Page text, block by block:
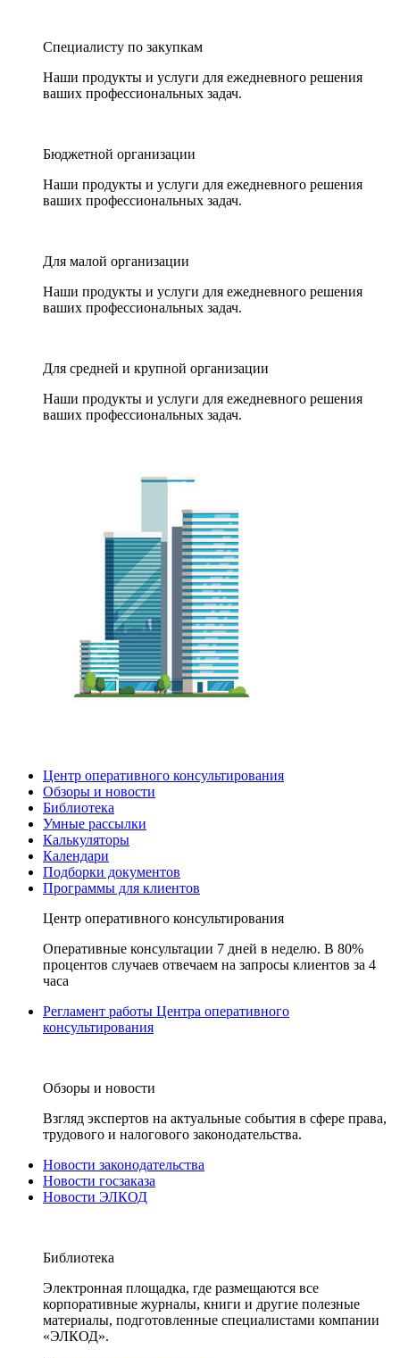
Специалисту по закупкам
Наши продукты и услуги для ежедневного решения
ваших профессиональных задач.
Бюджетной организации
Наши продукты и услуги для ежедневного решения
ваших профессиональных задач.
Для малой организации
Наши продукты и услуги для ежедневного решения
ваших профессиональных задач.
Для средней и крупной организации
Наши продукты и услуги для ежедневного решения
ваших профессиональных задач.
Центр оперативного консультирования
Обзоры и новости
Библиотека
Умные рассылки
Калькуляторы
Календари
Подборки документов
Программы для клиентов
Центр оперативного консультирования
Оперативные консультации 7 дней в неделю. В 80%
процентов случаев отвечаем на запросы клиентов за 4
часа
Регламент работы Центра оперативного
консультирования
Обзоры и новости
Взгляд экспертов на актуальные события в сфере права,
трудового и налогового законодательства.
Новости законодательства
Новости госзаказа
Новости ЭЛКОД
Библиотека
Электронная площадка, где размещаются все
корпоративные журналы, книги и другие полезные
материалы, подготовленные специалистами компании
«ЭЛКОД».